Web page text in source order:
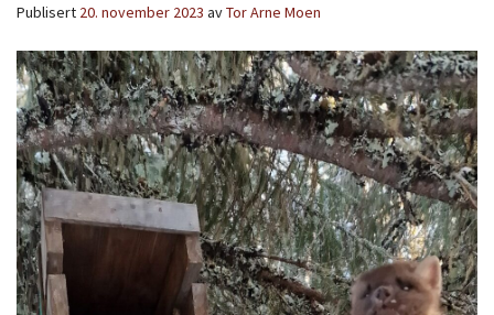
Publisert 20. november 2023 avTor Arne Moen